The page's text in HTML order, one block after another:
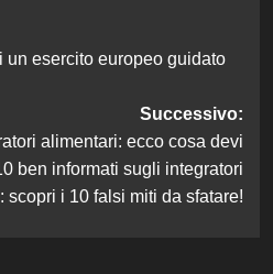
un esercito europeo guidato
Successivo:
alimentari: ecco cosa devi
ben informati sugli integratori
scopri i 10 falsi miti da sfatare!